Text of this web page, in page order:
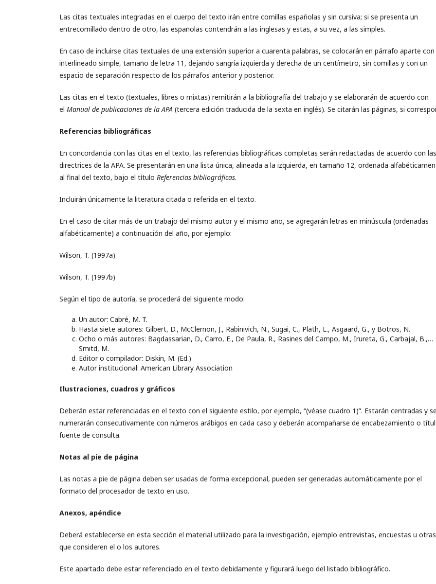
Las citas textuales integradas en el cuerpo del texto irán entre comillas españolas y sin cursiva; si se presenta un
entrecomillado dentro de otro, las españolas contendrán a las inglesas y estas, a su vez, a las simples.
En caso de incluirse citas textuales de una extensión superior a cuarenta palabras, se colocarán en párrafo aparte con
interlineado simple, tamaño de letra 11, dejando sangría izquierda y derecha de un centímetro, sin comillas y con un
espacio de separación respecto de los párrafos anterior y posterior.
Las citas en el texto (textuales, libres o mixtas) remitirán a la bibliografía del trabajo y se elaborarán de acuerdo con
el Manual de publicaciones de la APA (tercera edición traducida de la sexta en inglés). Se citarán las páginas, si
Referencias bibliográficas
En concordancia con las citas en el texto, las referencias bibliográficas completas serán redactadas de acuerdo con las
directrices de la APA. Se presentarán en una lista única, alineada a la izquierda, en tamaño 12, ordenada
al final del texto, bajo el título Referencias bibliográficas.
Incluirán únicamente la literatura citada o referida en el texto.
En el caso de citar más de un trabajo del mismo autor y el mismo año, se agregarán letras en minúscula (ordenadas
alfabéticamente) a continuación del año, por ejemplo:
Wilson, T. (1997a)
Wilson, T. (1997b)
Según el tipo de autoría, se procederá del siguiente modo:
Un autor: Cabré, M. T.
Hasta siete autores: Gilbert, D., McClernon, J., Rabinivich, N., Sugai, C., Plath, L., Asgaard, G., y Botros, N.
Ocho o más autores: Bagdassarian, D., Carro, E., De Paula, R., Rasines del Campo, M., Irureta, G., Carbajal, B.,…
Smitd, M.
Editor o compilador: Diskin, M. (Ed.)
Autor institucional: American Library Association
Ilustraciones, cuadros y gráficos
Deberán estar referenciadas en el texto con el siguiente estilo, por ejemplo, “(véase cuadro 1)”. Estarán centradas y
numerarán consecutivamente con números arábigos en cada caso y deberán acompañarse de encabezamiento o
fuente de consulta.
Notas al pie de página
Las notas a pie de página deben ser usadas de forma excepcional, pueden ser generadas automáticamente por el
formato del procesador de texto en uso.
Anexos, apéndice
Deberá establecerse en esta sección el material utilizado para la investigación, ejemplo entrevistas, encuestas u otras
que consideren el o los autores.
Este apartado debe estar referenciado en el texto debidamente y figurará luego del listado bibliográfico.